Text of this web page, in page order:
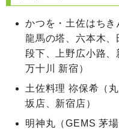
かつを・土佐はちき
龍馬の塔、六本木
段下、上野広小路
万十川 新宿）
土佐料理 祢保希（
坂店、新宿店）
明神丸（GEMS 茅